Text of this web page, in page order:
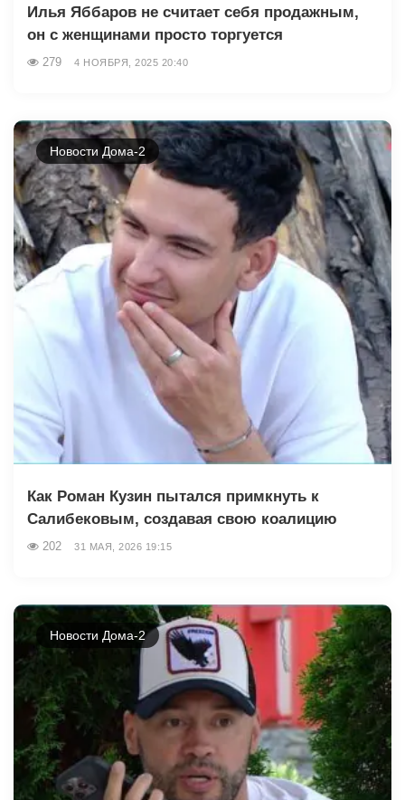
Илья Яббаров не считает себя продажным,
он с женщинами просто торгуется
279 4 НОЯБРЯ, 2025 20:40
Новости Дома-2
Как Роман Кузин пытался примкнуть к
Салибековым, создавая свою коалицию
202 31 МАЯ, 2026 19:15
Новости Дома-2